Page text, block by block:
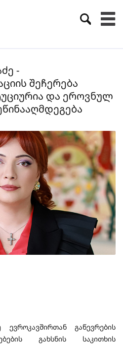
-
შეჩერება
და ეროვნულ
გაწევრების
გახსნის საკითხის